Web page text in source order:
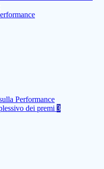
Performance
dei premi 3